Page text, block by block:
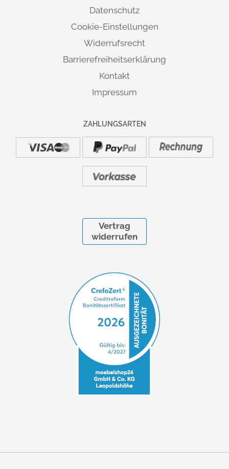
Datenschutz
Cookie-Einstellungen
Widerrufsrecht
Barrierefreiheitserklärung
Kontakt
Impressum
ZAHLUNGSARTEN
Vertrag
widerrufen